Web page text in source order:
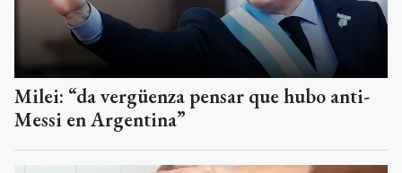
Milei: “da vergüenza pensar que hubo anti-
Messi en Argentina”